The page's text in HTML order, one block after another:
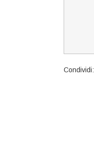
Condividi: